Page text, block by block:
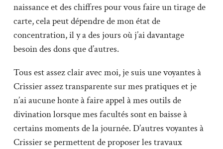
naissance et des chiffres pour vous faire un tirage de
carte, cela peut dépendre de mon état de
concentration, il y a des jours où j’ai davantage
besoin des dons que d’autres.
Tous est assez clair avec moi, je suis une voyantes à
Crissier assez transparente sur mes pratiques et je
n’ai aucune honte à faire appel à mes outils de
divination lorsque mes facultés sont en baisse à
certains moments de la journée. D’autres voyantes à
Crissier se permettent de proposer les travaux